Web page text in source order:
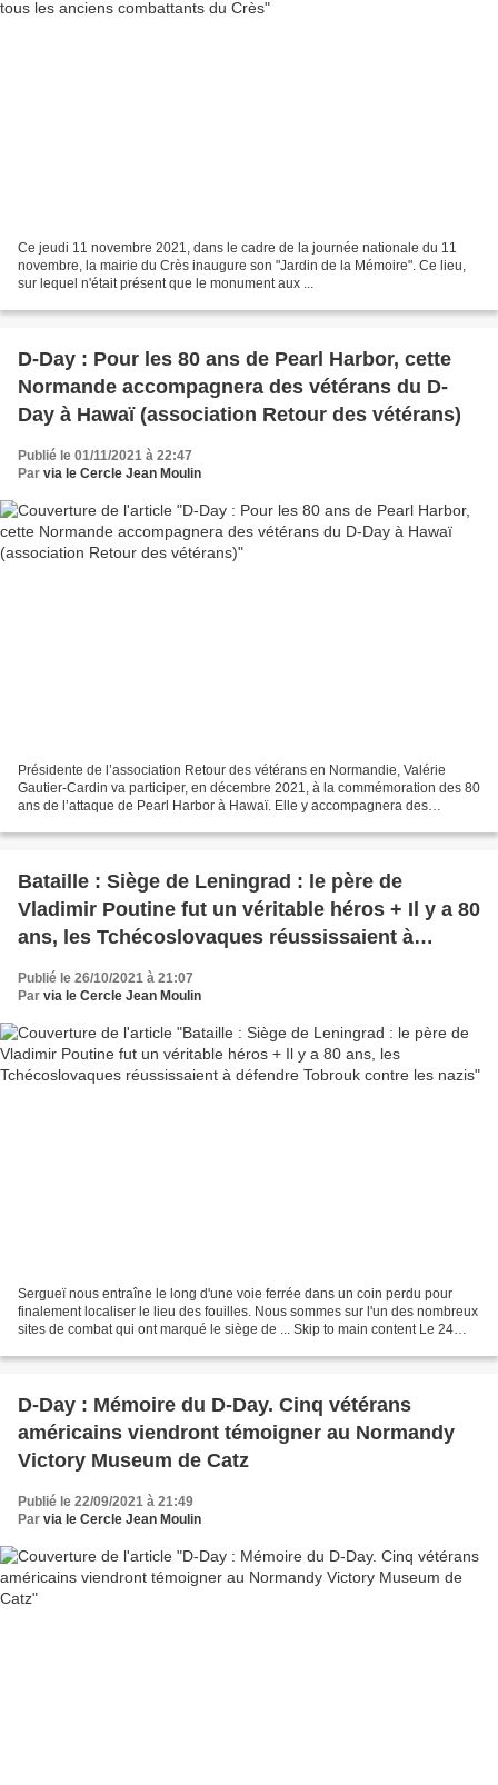
Ce jeudi 11 novembre 2021, dans le cadre de la journée nationale du 11
novembre, la mairie du Crès inaugure son "Jardin de la Mémoire". Ce lieu,
sur lequel n'était présent que le monument aux ...
D-Day : Pour les 80 ans de Pearl Harbor, cette
Normande accompagnera des vétérans du D-
Day à Hawaï (association Retour des vétérans)
Publié le 01/11/2021 à 22:47
Par via le Cercle Jean Moulin
Présidente de l’association Retour des vétérans en Normandie, Valérie
Gautier-Cardin va participer, en décembre 2021, à la commémoration des 80
ans de l’attaque de Pearl Harbor à Hawaï. Elle y accompagnera des
Bataille : Siège de Leningrad : le père de
Vladimir Poutine fut un véritable héros + Il y a 80
ans, les Tchécoslovaques réussissaient à
défendre Tobrouk contre les nazis
Publié le 26/10/2021 à 21:07
Par via le Cercle Jean Moulin
Sergueï nous entraîne le long d'une voie ferrée dans un coin perdu pour
finalement localiser le lieu des fouilles. Nous sommes sur l'un des nombreux
sites de combat qui ont marqué le siège de ... Skip to main content Le 24
D-Day : Mémoire du D-Day. Cinq vétérans
américains viendront témoigner au Normandy
Victory Museum de Catz
Publié le 22/09/2021 à 21:49
Par via le Cercle Jean Moulin